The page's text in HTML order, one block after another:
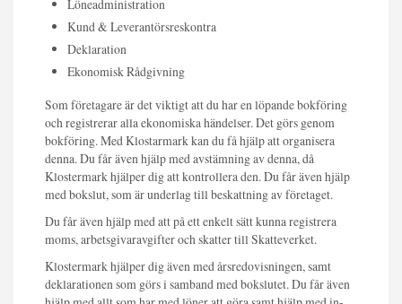
Löneadministration
Kund & Leverantörsreskontra
Deklaration
Ekonomisk Rådgivning
Som företagare är det viktigt att du har en löpande bokföring
och registrerar alla ekonomiska händelser. Det görs genom
bokföring. Med Klostarmark kan du få hjälp att organisera
denna. Du får även hjälp med avstämning av denna, då
Klostermark hjälper dig att kontrollera den. Du får även hjälp
med bokslut, som är underlag till beskattning av företaget.
Du får även hjälp med att på ett enkelt sätt kunna registrera
moms, arbetsgivaravgifter och skatter till Skatteverket.
Klostermark hjälper dig även med årsredovisningen, samt
deklarationen som görs i samband med bokslutet. Du får även